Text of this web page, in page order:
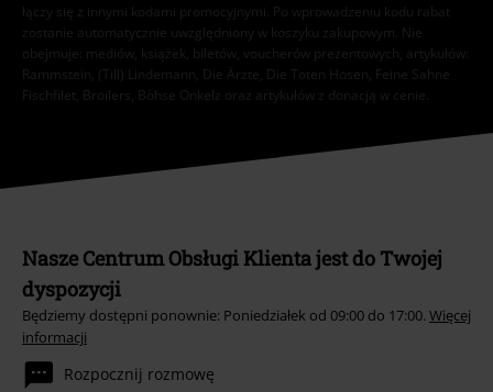
łączy się z innymi kodami promocyjnymi. Po wprowadzeniu kodu rabat
zostanie automatycznie uwzględniony w koszyku zakupowym. Nie
obejmuje: mediów, książek, biletów, voucherów prezentowych, artykułów:
Rammstein, (Till) Lindemann, Die Ärzte, Die Toten Hosen, Feine Sahne
Fischfilet, Broilers, Böhse Onkelz oraz artykułów z donacją w cenie.
Nasze Centrum Obsługi Klienta jest do Twojej
dyspozycji
Będziemy dostępni ponownie: Poniedziałek od 09:00 do 17:00. Więcej
informacji
Rozpocznij rozmowę